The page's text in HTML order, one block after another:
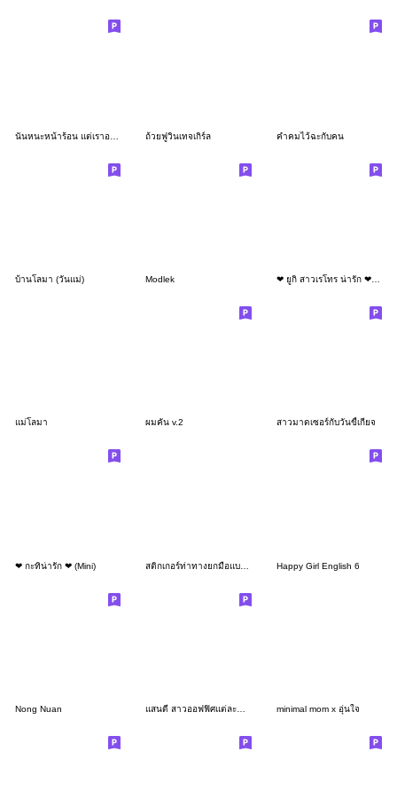
ถ้วยฟูวินเทจเกิร์ล คำคมไว้ฉะกับคน
บ้านโลมา (วันแม่) Modlek ❤ ยูกิ สาวเรโทร น่ารัก ❤ (Mini)
แม่โลมา ผมคัน v.2 สาวมาดเซอร์กับวันขี้เกียจ
❤ กะทิน่ารัก ❤ (Mini) Happy Girl English 6
Nong Nuan minimal mom x อุ่นใจ